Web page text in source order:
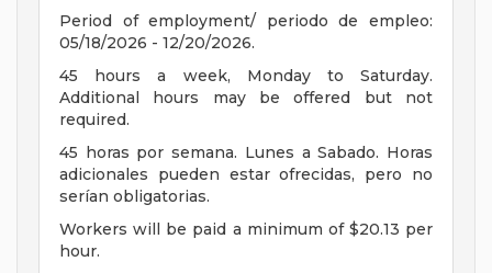
Period of employment/ periodo de empleo:
05/18/2026 - 12/20/2026.
45 hours a week, Monday to Saturday.
Additional hours may be offered but not
required.
45 horas por semana. Lunes a Sabado. Horas
adicionales pueden estar ofrecidas, pero no
serían obligatorias.
Workers will be paid a minimum of $20.13 per
hour.